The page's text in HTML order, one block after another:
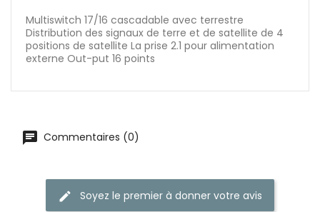
Multiswitch 17/16 cascadable avec terrestre
Distribution des signaux de terre et de satellite de 4
positions de satellite La prise 2.1 pour alimentation
externe Out-put 16 points
Commentaires (0)
Soyez le premier à donner votre avis